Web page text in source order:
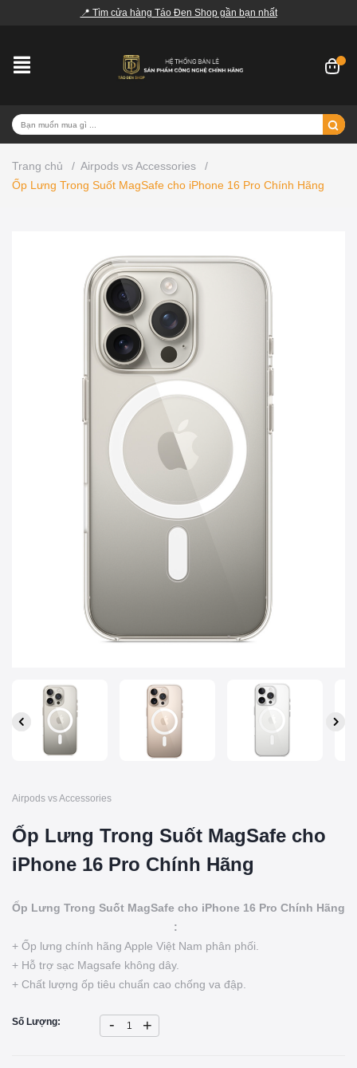
📍 Tìm cửa hàng Táo Đen Shop gần bạn nhất
Trang chủ / Airpods vs Accessories
/
Ốp Lưng Trong Suốt MagSafe cho iPhone 16 Pro Chính Hãng
Airpods vs Accessories
Ốp Lưng Trong Suốt MagSafe cho
iPhone 16 Pro Chính Hãng
Ốp Lưng Trong Suốt MagSafe cho iPhone 16 Pro Chính Hãng
:
+ Ốp lưng chính hãng Apple Việt Nam phân phối.
+ Hỗ trợ sạc Magsafe không dây.
+ Chất lượng ốp tiêu chuẩn cao chống va đập.
Số Lượng: - +